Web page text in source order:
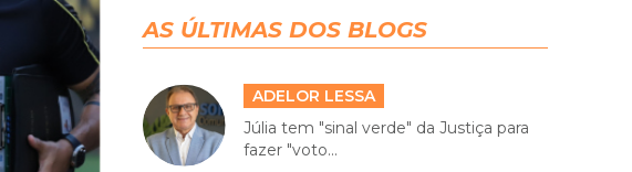
AS ÚLTIMAS DOS BLOGS
ADELOR LESSA
Júlia tem "sinal verde" da Justiça para
fazer "voto...